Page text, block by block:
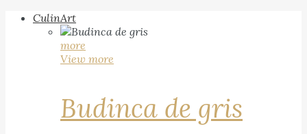
CulinArt
more
View more
Budinca de gris